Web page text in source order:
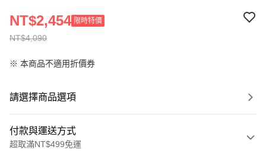
NT$4,090
NT$2,454 限時特價
※ 本商品不適用折價券
請選擇商品選項
付款與運送方式
超取滿NT$499免運